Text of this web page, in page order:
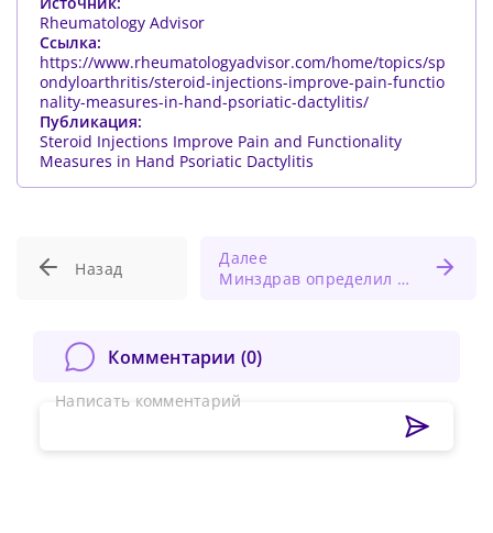
Rheumatology Advisor
Ссылка:
https://www.rheumatologyadvisor.com/home/topics/sp
ondyloarthritis/steroid-injections-improve-pain-functio
nality-measures-in-hand-psoriatic-dactylitis/
Публикация:
Steroid Injections Improve Pain and Functionality
Measures in Hand Psoriatic Dactylitis
Назад
Далее
Минздрав определил продолжительность приема врачей-специалистов
Комментарии (0)
Написать комментарий